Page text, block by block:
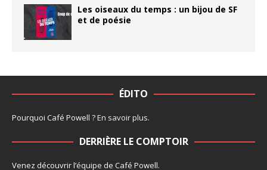
Les oiseaux du temps : un bijou de SF
et de poésie
ÉDITO
Pourquoi Café Powell ?En savoir plus.
DERRIÈRE LE COMPTOIR
Venez découvrir l’équipe de Café Powell.